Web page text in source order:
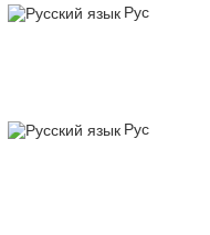
Рус
Рус